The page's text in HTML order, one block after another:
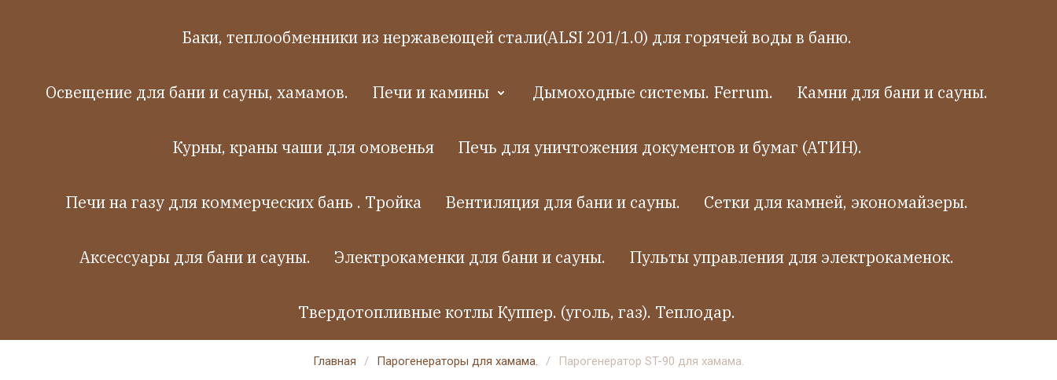
Баки, теплообменники из нержавеющей стали(ALSI 201/1.0) для горячей воды в баню.
Освещение для бани и сауны, хамамов. Печи и камины Дымоходные системы. Ferrum. Камни для бани и сауны.
Курны, краны чаши для омовенья Печь для уничтожения документов и бумаг (АТИН).
Печи на газу для коммерческих бань . Тройка Вентиляция для бани и сауны. Сетки для камней, экономайзеры.
Аксессуары для бани и сауны. Электрокаменки для бани и сауны. Пульты управления для электрокаменок.
Твердотопливные котлы Куппер. (уголь, газ). Теплодар.
Главная / Парогенераторы для хамама. / Парогенератор ST-90 для хамама.